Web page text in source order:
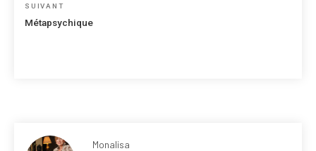
Article
suivant
SUIVANT
Métapsychique
Monalisa